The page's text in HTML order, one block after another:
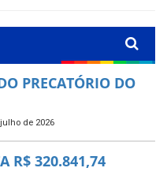
PRECATÓRIO DO
de 2026
R$ 320.841,74